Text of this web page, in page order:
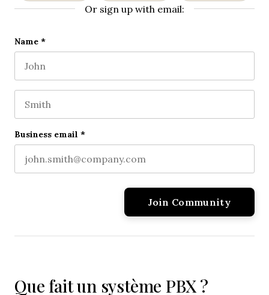
Or sign up with email:
URL
This field is for validation purposes and should be
Name*
Business email *
Que fait un système PBX ?